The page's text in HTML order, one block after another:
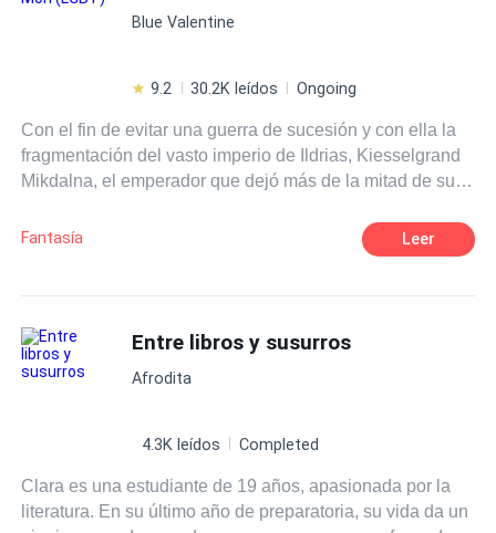
Blue Valentine
9.2 30.2K leídos Ongoing
Con el fin de evitar una guerra de sucesión y con ella la
fragmentación del vasto imperio de Ildrias, Kiesselgrand
Mikdalna, el emperador que dejó más de la mitad de su
política lleva a cabo una purga real, arrebatándole la vida
a todo aquel que posea sangre noble o pueda disputarle
del sangriento episodio son dos hermanos llamados
Saimale y Valiester Sancriel, los cuales viven
aprisionados y alejados del imperio en una isla, con el fin
alejada del poder, no obstante un día Saimale es citada a
tiempo después Valiester también es citado. Su emoción
de finalmente dejar la isla en la que creció, y conocer la
Fantasía Leer
Entre libros y susurros
Afrodita
4.3K leídos Completed
Clara es una estudiante de 19 años, apasionada por la
literatura. En su último año de preparatoria, su vida da un